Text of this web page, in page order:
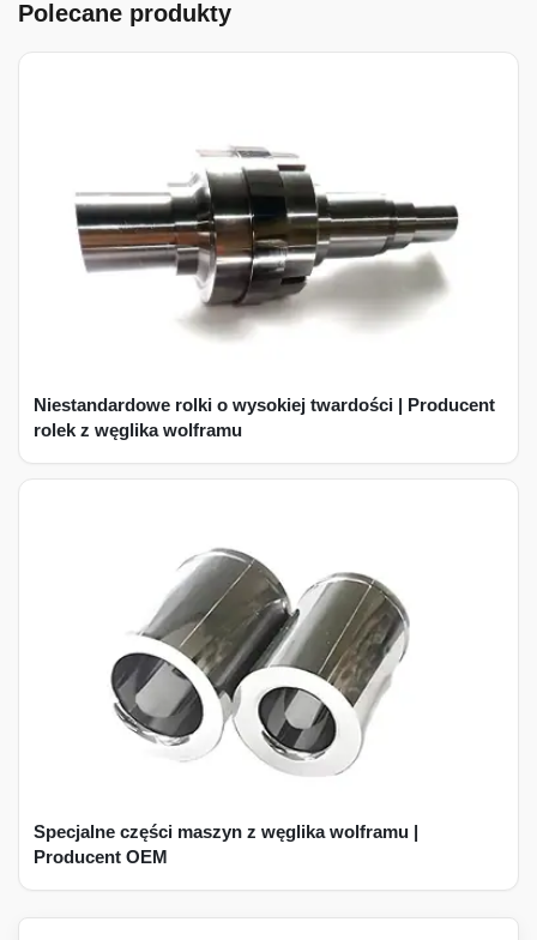
Polecane produkty
Niestandardowe rolki o wysokiej twardości | Producent
rolek z węglika wolframu
Specjalne części maszyn z węglika wolframu |
Producent OEM